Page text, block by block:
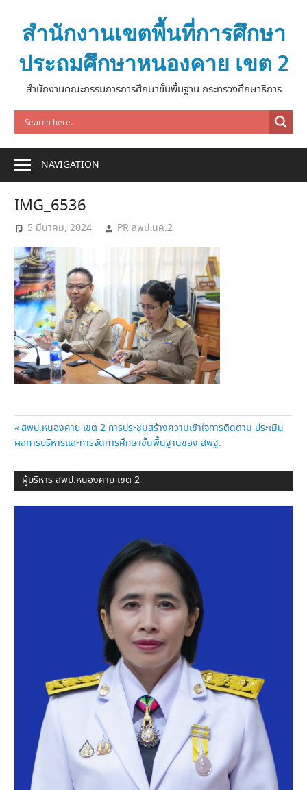
contentสำนักงานเขตพื้นที่การศึกษา
ประถมศึกษาหนองคาย เขต 2
สำนักงานคณะกรรมการการศึกษาขั้นพื้นฐาน กระทรวงศึกษาธิการ
NAVIGATION
IMG_6536
5 มีนาคม, 2024 PR สพป.นค.2
แนะแนว
เรื่อง
Previous
Post:
สพป.หนองคาย เขต 2 การประชุมสร้างความเข้าใจการติดตาม ประเมิน
ผลการบริหารและการจัดการศึกษาขั้นพื้นฐานของ สพฐ.
ผู้บริหาร สพป.หนองคาย เขต 2